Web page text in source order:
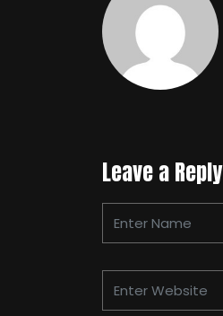
Leave a Reply